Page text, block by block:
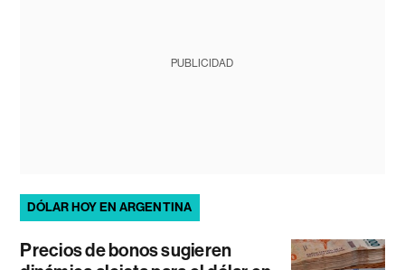
PUBLICIDAD
DÓLAR HOY EN ARGENTINA
Precios de bonos sugieren